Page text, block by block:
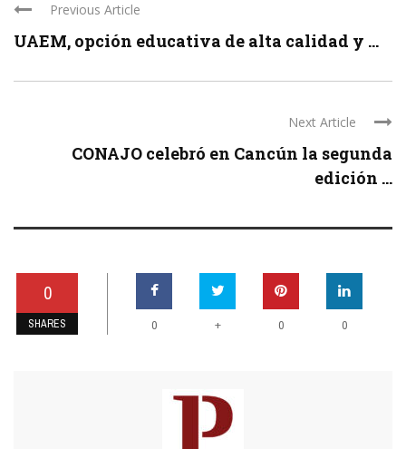
Previous Article
UAEM, opción educativa de alta calidad y ...
Next Article
CONAJO celebró en Cancún la segunda
edición ...
0
SHARES 0 + 0 0